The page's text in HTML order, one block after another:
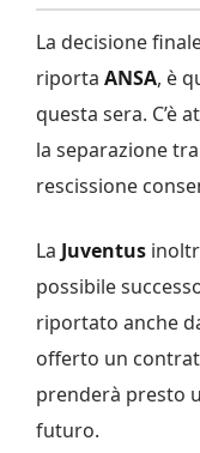
La decisione
riporta ANSA, è
questa sera. C’è
la separazione
rescissione
La Juventus
possibile
riportato anche
offerto un
prenderà presto
futuro.